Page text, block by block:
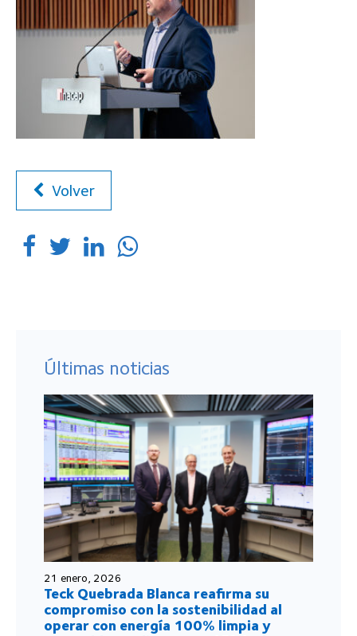
Volver
Últimas noticias
21 enero, 2026
Teck Quebrada Blanca reafirma su
compromiso con la sostenibilidad al
operar con energía 100% limpia y